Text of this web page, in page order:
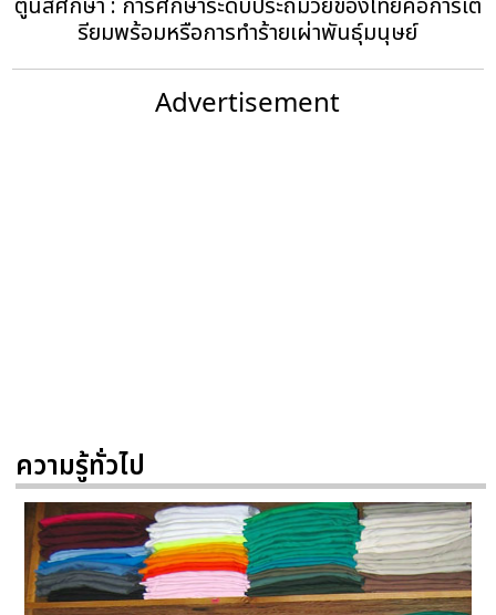
ตูนส์ศึกษา : การศึกษาระดับประถมวัยของไทยคือการเต
รียมพร้อมหรือการทำร้ายเผ่าพันธุ์มนุษย์
Advertisement
ความรู้ทั่วไป